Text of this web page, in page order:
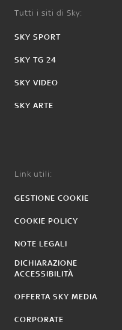
Tutti i siti di Sky:
SKY SPORT
SKY TG 24
SKY VIDEO
SKY ARTE
Link utili:
GESTIONE COOKIE
COOKIE POLICY
NOTE LEGALI
DICHIARAZIONE
ACCESSIBILITÀ
OFFERTA SKY MEDIA
CORPORATE